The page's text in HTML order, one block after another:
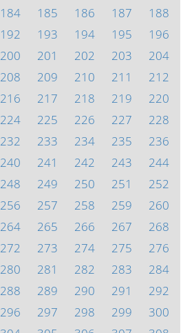
184 185 186 187
188
192 193 194 195
196
200 201 202 203
204
208 209 210 211
212
216 217 218 219
220
224 225 226 227
228
232 233 234 235
236
240 241 242 243
244
248 249 250 251
252
256 257 258 259
260
264 265 266 267
268
272 273 274 275
276
280 281 282 283
284
288 289 290 291
292
296 297 298 299
300